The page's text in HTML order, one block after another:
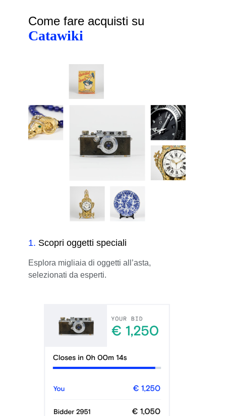
Come fare acquisti su
Catawiki
1. Scopri oggetti speciali
Esplora migliaia di oggetti all’asta,
selezionati da esperti.